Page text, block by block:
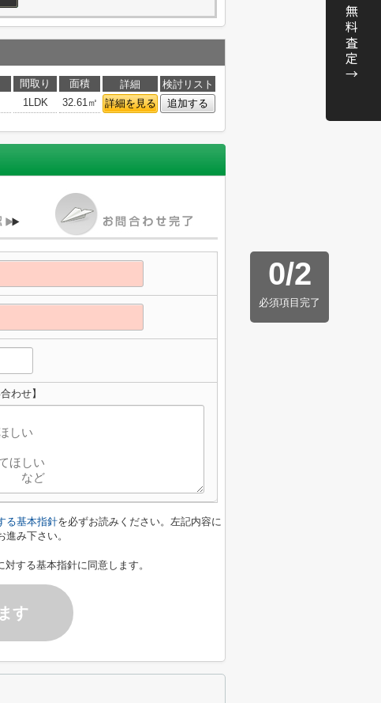
間取り 面積 詳細
検討リスト
1LDK 32.61㎡ 詳細を見る 追加する
0/2
必須項目完了
わせ】
る基本指針を必ずお読みください。左記内容に
み下さい。
する基本指針に同意します。
す
無
料
査
定
→